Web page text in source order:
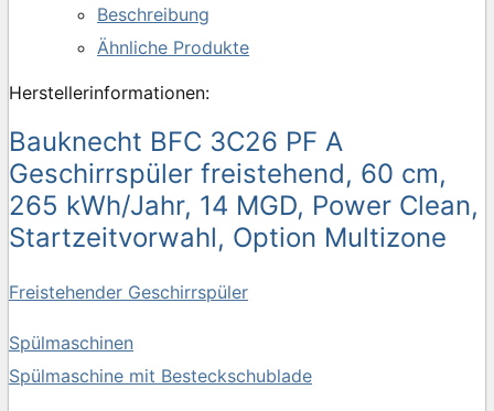
Beschreibung
Ähnliche Produkte
Herstellerinformationen:
Bauknecht BFC 3C26 PF A
Geschirrspüler freistehend, 60 cm,
265 kWh/Jahr, 14 MGD, Power Clean,
Startzeitvorwahl, Option Multizone
Freistehender Geschirrspüler
Spülmaschinen
Spülmaschine mit Besteckschublade